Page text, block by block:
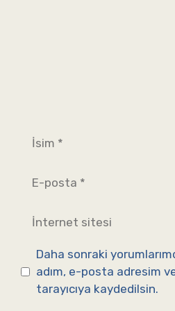
İsim
posta
İnternet
sitesi
Daha sonraki
adım, e-posta adresim
tarayıcıya kaydedilsin.